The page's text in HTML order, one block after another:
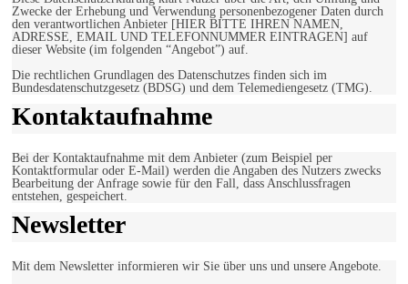
Zwecke der Erhebung und Verwendung personenbezogener Daten durch
den verantwortlichen Anbieter [HIER BITTE IHREN NAMEN,
ADRESSE, EMAIL UND TELEFONNUMMER EINTRAGEN] auf
dieser Website (im folgenden “Angebot”) auf.
Die rechtlichen Grundlagen des Datenschutzes finden sich im
Bundesdatenschutzgesetz (BDSG) und dem Telemediengesetz (TMG).
Kontaktaufnahme
Bei der Kontaktaufnahme mit dem Anbieter (zum Beispiel per
Kontaktformular oder E-Mail) werden die Angaben des Nutzers zwecks
Bearbeitung der Anfrage sowie für den Fall, dass Anschlussfragen
entstehen, gespeichert.
Newsletter
Mit dem Newsletter informieren wir Sie über uns und unsere Angebote.